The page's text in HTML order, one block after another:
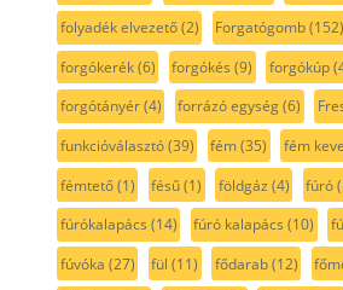
folyadék elvezető(2) Forgatógomb(152)
forgókerék(6) forgókés (9) forgókúp
forgótányér(4) forrázó egység(6)
funkcióválasztó(39) fém(35) fém
fémtető(1) fésű(1) földgáz (4) fúró
fúrókalapács (14) fúró kalapács (10)
fúvóka (27) fül (11) fődarab(12)